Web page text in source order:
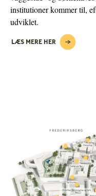
institutioner kommer til,
udviklet.
LÆS MERE HER